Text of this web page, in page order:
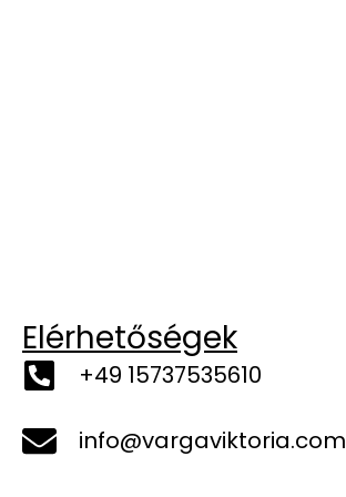
Elérhetőségek
+49 15737535610
info@vargaviktoria.com